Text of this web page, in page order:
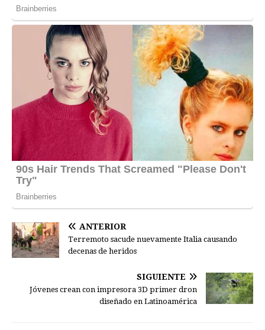
ANTERIOR
Terremoto sacude nuevamente Italia causando
decenas de heridos
SIGUIENTE
Jóvenes crean con impresora 3D primer dron
diseñado en Latinoamérica